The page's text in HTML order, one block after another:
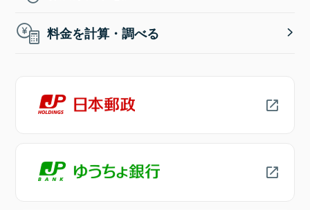
料金を計算・調べる